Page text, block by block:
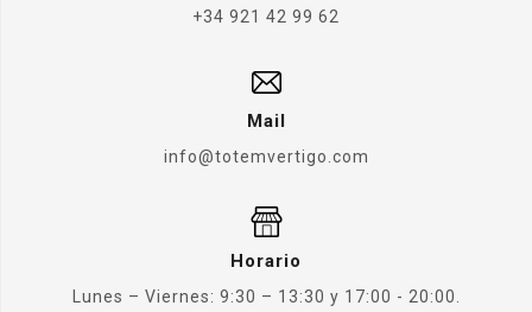
+34 921 42 99 62
Mail
info@totemvertigo.com
Horario
Lunes – Viernes: 9:30 – 13:30 y 17:00 - 20:00.